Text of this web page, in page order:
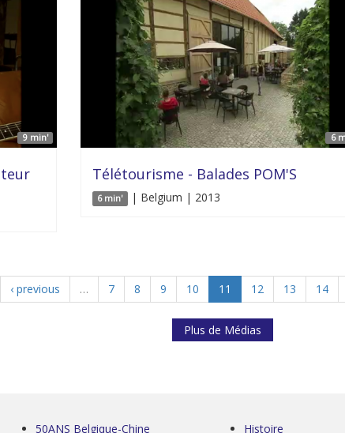
9 min' 6
Télétourisme - Balades POM'S
6 min' | Belgium | 2013
‹ previous … 7 8 9 10 11 12 13 14
Plus de Médias
50ANS Belgique-Chine Histoire